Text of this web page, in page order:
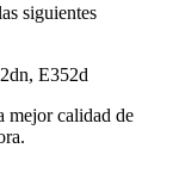
siguientes
E352d
mejor calidad de